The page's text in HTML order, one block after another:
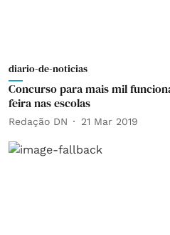
diario-de-noticias
Concurso para mais mil
feira nas escolas
Redação DN 21 Mar 2019